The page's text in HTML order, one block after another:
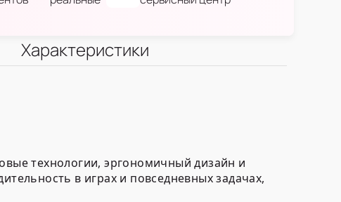
Характеристики
технологии, эргономичный дизайн и
в играх и повседневных задачах,